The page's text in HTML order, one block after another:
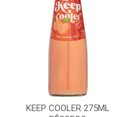
KEEP COOLER 275ML